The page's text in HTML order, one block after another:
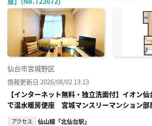
仙台市宮城野区
情報更新日 2026/08/02 13:13
【インターネット無料・独立洗面付】イオン
で温水暖房便座 宮城マンスリーマンション部
アクセス 仙山線「北仙台駅」